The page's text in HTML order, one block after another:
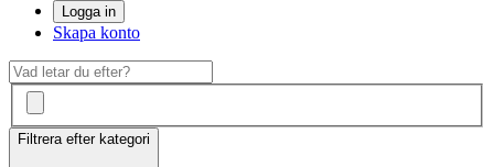
Logga in
Skapa konto
Filtrera efter kategori